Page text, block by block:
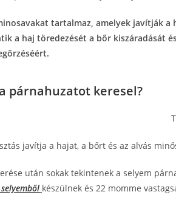
tartalmaz, amelyek javítják
a haj töredezését a bőr kiszáradását
párnahuzatot keresel?
javítja a hajat, a bőrt és az alvás
után sokak tekintenek a selyem
készülnek és 22 momme